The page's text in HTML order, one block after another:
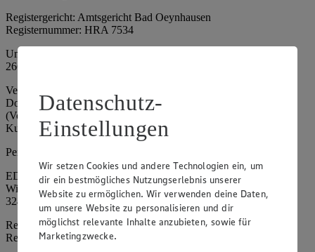
Registergericht: Amtsgericht Bad Oeynhausen
Registernummer: HRA 7534
Umsatzsteuer-Identifikationsnummer gem. § 27a UStG: DE
266067317
Vertretungsberechtigte: Mark Rosenkranz (Sprecher), Eileen
Dominique Klingsiek (Vorstandsmitglied), Ulf-U. Plath
(Vorstandsmitglied), Stephan Wohler (Vorstandsmitglied), Marc
Kuhlmann (Aufsichtsratsvorsitzender)
Persönlich haftende Gesellschafterin:
EDEKA Minden-Hannover Holding GmbH
Wittelsbacherallee 61
32427 Minden
Registergericht: Amtsgericht Bad Oeynhausen
Registernummer: HRB 4086
Datenschutz-
Einstellungen
Wir setzen Cookies und andere Technologien ein, um
dir ein bestmögliches Nutzungserlebnis unserer
Website zu ermöglichen. Wir verwenden deine Daten,
um unsere Website zu personalisieren und dir
möglichst relevante Inhalte anzubieten, sowie für
Marketingzwecke.